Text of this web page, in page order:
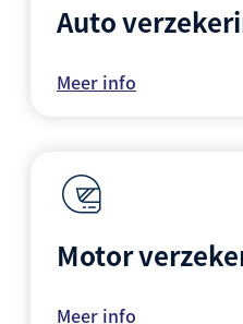
Auto
Meer info
Motor
Meer info